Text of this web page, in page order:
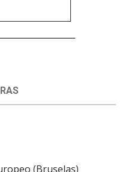
(Bruselas)